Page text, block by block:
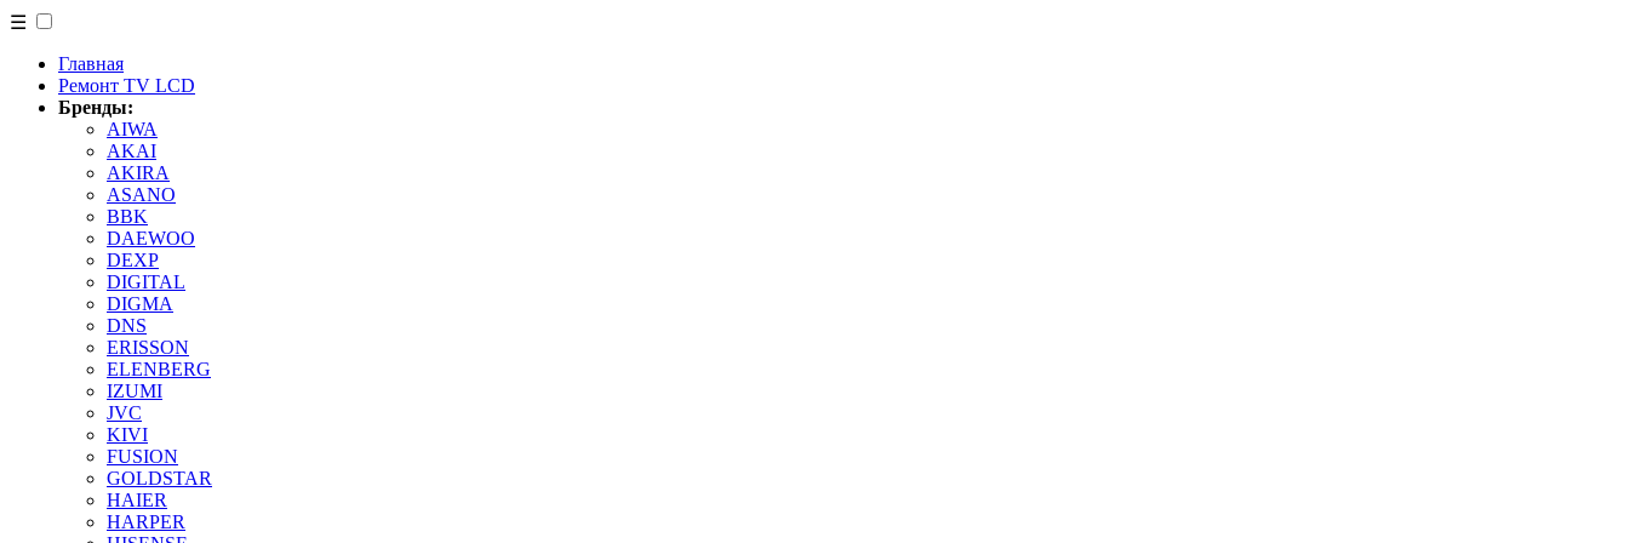
☰
Главная
Ремонт TV LCD
Бренды:
AIWA
AKAI
AKIRA
ASANO
BBK
DAEWOO
DEXP
DIGITAL
DIGMA
DNS
ERISSON
ELENBERG
IZUMI
JVC
KIVI
FUSION
GOLDSTAR
HAIER
HARPER